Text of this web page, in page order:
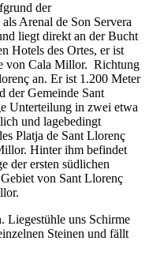
der
Arenal de Son Servera
liegt direkt an der Bucht
Hotels des Ortes, er ist
von Cala Millor. Richtung
an. Er ist 1.200 Meter
der Gemeinde Sant
Unterteilung in zwei etwa
und lagebedingt
Platja de Sant Llorenç
Hinter ihm befindet
der ersten südlichen
von Sant Llorenç
Liegestühle uns Schirme
Steinen und fällt